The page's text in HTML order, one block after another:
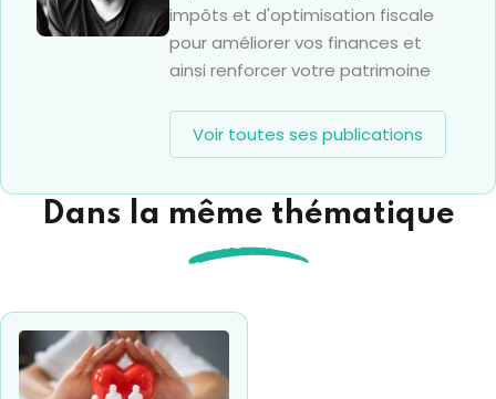
impôts et d'optimisation fiscale
pour améliorer vos finances et
ainsi renforcer votre patrimoine
Voir toutes ses publications
Dans la même thématique